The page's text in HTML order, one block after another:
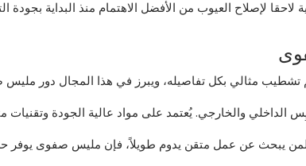
لاحقا لإصلاح العيوب من الأفضل الاهتمام منذ البداية بجودة
تشطيب مثالي بكل تفاصيله، ويبرز في هذا المجال دور
الداخلي والخارجي. يُعتمد على مواد عالية الجودة
يبحث عن عمل متقن يدوم طويلاً، فإن مليس صفوى يوفر حلاً